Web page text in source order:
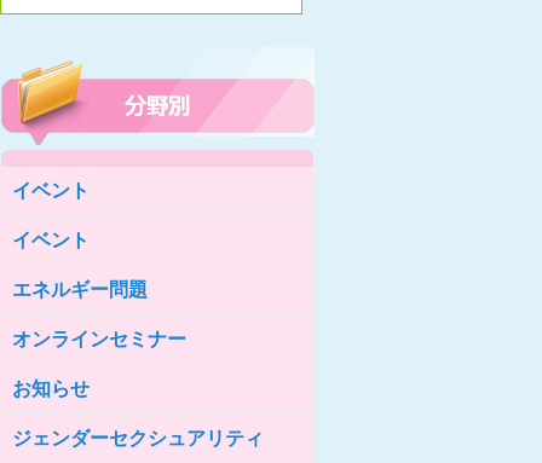
女性の家HELP ネットワークニュー
ス No.87
女性の家HELP ネットワークニュー
女性の家HELP ネットワークニュー
ス No.85
女性の家HELP ネットワークニュー
ス No.82
女性の家HELP ネットワークニュー
ス No.81
イベント
イベント
エネルギー問題
オンラインセミナー
お知らせ
ジェンダーセクシュアリティ